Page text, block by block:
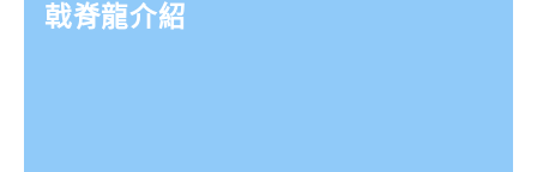
戟脊龍介紹